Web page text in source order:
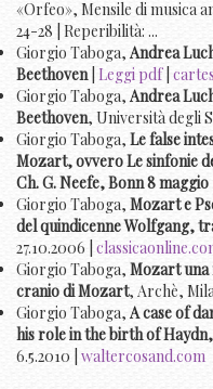
«Orfeo», Mensile di musica
24-28 | Reperibilità: ...
Giorgio Taboga, Andrea
Beethoven Leggi pdf|
Giorgio Taboga, Andrea
Beethoven, Università degli
Giorgio Taboga, Le false
Mozart, ovvero Le sinfonie
Ch. G. Neefe, Bonn 8 maggio
Giorgio Taboga, Mozart e
del quindicenne Wolfgang,
27.10.2006 |
Giorgio Taboga, Mozart una
cranio di Mozart, Archè,
Giorgio Taboga, A case of
his role in the birth of
6.5.2010 | waltercosand.com